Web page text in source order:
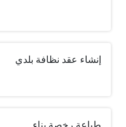
إنشاء عقد نظافة بلدي
طباعة رخصة بناء